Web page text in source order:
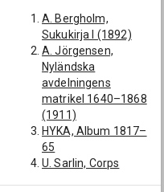
[kauppias;
tammisaarelainen
kauppias;
Tammisaari]
Schildt, Karl Hjalmar
Fabian (1849-1925):
[kauppias;
liikehenkilö;
varakonsuli; Tanska]
Wolff, Gustaf Uno
Valdemar (1832-
A. Bergholm,
Sukukirja I (1892)
A. Jörgensen,
Nyländska
avdelningens
matrikel 1640–1868
(1911)
HYKA, Album 1817–
65
U. Sarlin, Corps